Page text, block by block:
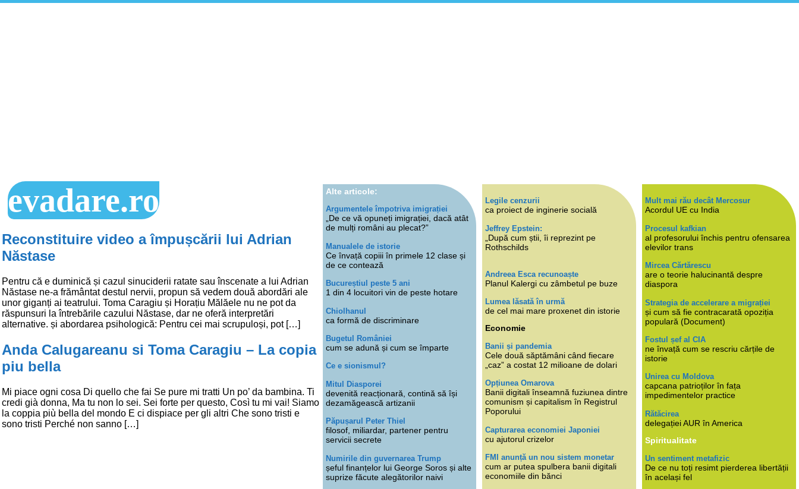
evadare.ro
Reconstituire video a împușcării lui Adrian
Năstase
Pentru că e duminică și cazul sinuciderii ratate sau înscenate a lui Adrian
Năstase ne-a frământat destul nervii, propun să vedem două abordări ale
unor giganți ai teatrului. Toma Caragiu și Horațiu Mălăele nu ne pot da
răspunsuri la întrebările cazului Năstase, dar ne oferă interpretări
alternative. și abordarea psihologică: Pentru cei mai scrupuloși, pot […]
Anda Calugareanu si Toma Caragiu – La copia
piu bella
Mi piace ogni cosa Di quello che fai Se pure mi tratti Un po’ da bambina. Ti
credi già donna, Ma tu non lo sei. Sei forte per questo, Così tu mi vai! Siamo
la coppia più bella del mondo E ci dispiace per gli altri Che sono tristi e
sono tristi Perché non sanno […]
Alte articole:
Argumentele împotriva imigrației
„De ce vă opuneți imigrației, dacă atât
de mulți români au plecat?”
Manualele de istorie
Ce învață copiii în primele 12 clase și
de ce contează
Bucureștiul peste 5 ani
1 din 4 locuitori vin de peste hotare
Chiolhanul
ca formă de discriminare
Bugetul României
cum se adună și cum se împarte
Ce e sionismul?
Mitul Diasporei
devenită reacționară, contină să își
dezamăgească artizanii
Păpușarul Peter Thiel
filosof, miliardar, partener pentru
servicii secrete
Numirile din guvernarea Trump
șeful finanțelor lui George Soros și alte
suprize făcute alegătorilor naivi
Legile cenzurii
ca proiect de inginerie socială
Jeffrey Epstein:
„După cum știi, îi reprezint pe
Rothschilds
Andreea Esca recunoaște
Planul Kalergi cu zâmbetul pe buze
Lumea lăsată în urmă
de cel mai mare proxenet din istorie
Economie
Banii și pandemia
Cele două săptămâni când fiecare
„caz” a costat 12 milioane de dolari
Opțiunea Omarova
Banii digitali înseamnă fuziunea dintre
comunism și capitalism în Registrul
Poporului
Capturarea economiei Japoniei
cu ajutorul crizelor
FMI anunță un nou sistem monetar
cum ar putea spulbera banii digitali
economiile din bănci
Mult mai rău decât Mercosur
Acordul UE cu India
Procesul kafkian
al profesorului închis pentru ofensarea
elevilor trans
Mircea Cărtărescu
are o teorie halucinantă despre
diaspora
Strategia de accelerare a migrației
și cum să fie contracarată opoziția
populară (Document)
Fostul șef al CIA
ne învață cum se rescriu cărțile de
istorie
Unirea cu Moldova
capcana patrioților în fața
impedimentelor practice
Rătăcirea
delegației AUR în America
Spiritualitate
Un sentiment metafizic
De ce nu toți resimt pierderea libertății
în același fel